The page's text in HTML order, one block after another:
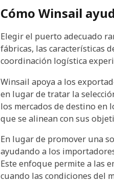
Cómo Winsail
Elegir el puerto adecuado
fábricas, las características
coordinación logística
Winsail apoya a los
en lugar de tratar la
los mercados de destino en
que se alinean con sus
En lugar de promover una
ayudando a los
Este enfoque permite a las
cuando las condiciones del